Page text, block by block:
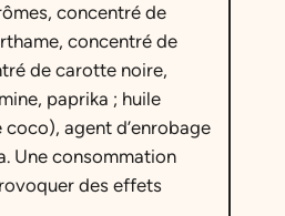
concentré de
concentré de
de carotte noire,
paprika ; huile
agent d’enrobage
Une consommation
des effets